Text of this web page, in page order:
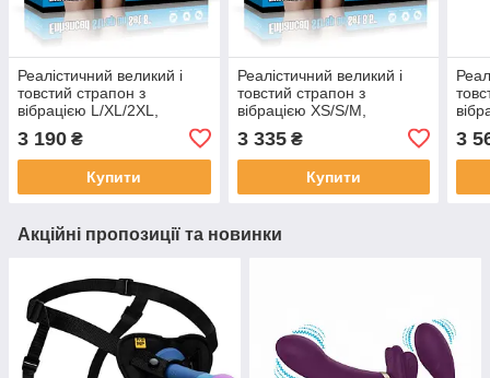
Реалістичний великий і
товстий страпон з
вібрацією L/XL/2XL,
3 190 ₴
Купити
Реалістичний великий і
товстий страпон з
вібрацією XS/S/M,
3 335₴
Купити
3
Акційні пропозиції та новинки